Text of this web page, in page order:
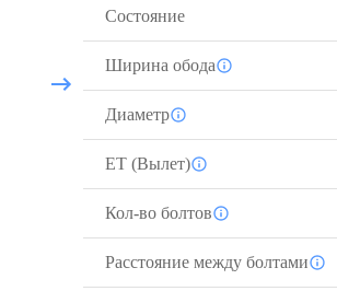
Состояние
Ширина обода
Диаметр
ЕТ (Вылет)
Кол-во болтов
Расстояние между болтами